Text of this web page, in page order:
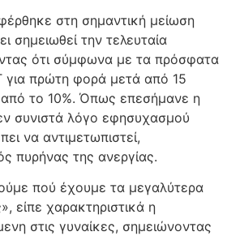
στη σημαντική μείωση
σημειωθεί την τελευταία
ότι σύμφωνα με τα πρόσφατα
για πρώτη φορά μετά από 15
το 10%. Όπως επεσήμανε η
συνιστά λόγο εφησυχασμού
να αντιμετωπιστεί,
πυρήνας της ανεργίας.
πού έχουμε τα μεγαλύτερα
είπε χαρακτηριστικά η
στις γυναίκες, σημειώνοντας